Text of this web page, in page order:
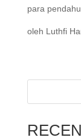
para
oleh Luthfi